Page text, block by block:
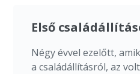
Első
Négy évvel ezelőtt,
a családállításról, az volt